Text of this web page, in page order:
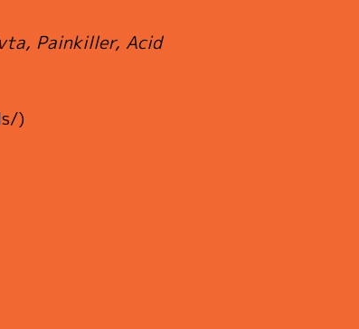
Painkiller, Acid
)